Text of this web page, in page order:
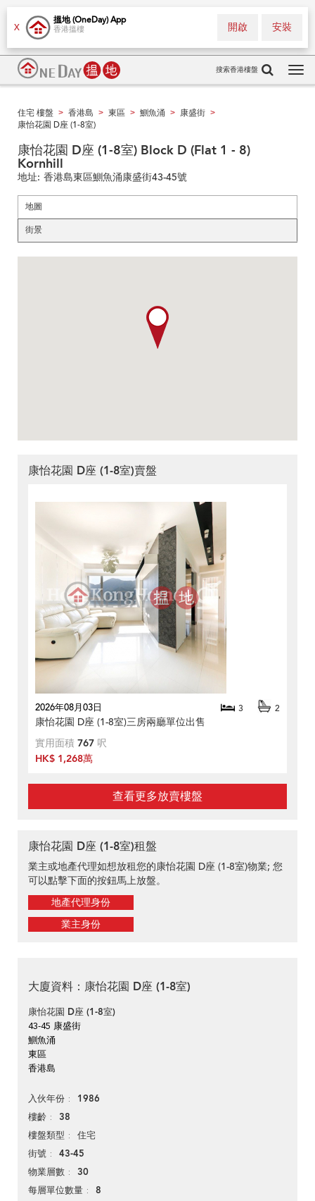
X
搵地 (OneDay) App
香港搵樓 安裝
開啟
搜索香港樓盤
住宅 樓盤 > 香港島 > 東區 > 鰂魚涌 > 康盛街 >
康怡花園 D座 (1-8室)
康怡花園 D座 (1-8室) Block D (Flat 1 - 8)
Kornhill
地址: 香港島東區鰂魚涌康盛街43-45號
地圖
街景
康怡花園 D座 (1-8室)賣盤
2026年08月03日 3 2
康怡花園 D座 (1-8室)三房兩廳單位出售
實用面積 767 呎
HK$ 1,268萬
查看更多放賣樓盤
康怡花園 D座 (1-8室)租盤
業主或地產代理如想放租您的康怡花園 D座 (1-8室)物業; 您
可以點擊下面的按鈕馬上放盤。
地產代理身份
業主身份
大廈資料：康怡花園 D座 (1-8室)
康怡花園 D座 (1-8室)
43-45 康盛街
鰂魚涌
東區
香港島
入伙年份 1986
樓齡 38
樓盤類型 住宅
街號 43-45
物業層數 30
每層單位數量 8